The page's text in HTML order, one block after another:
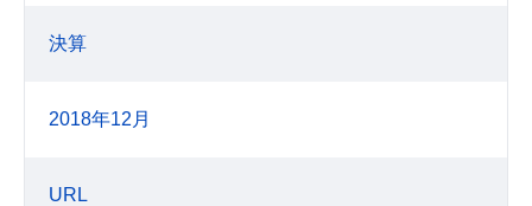
決算
2018年12月
URL